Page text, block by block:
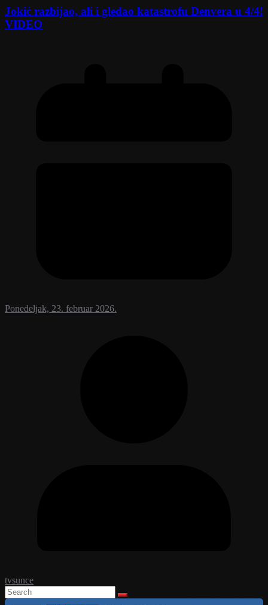
Jokić razbijao, ali i gledao katastrofu Denvera u 4/4!
VIDEO
Ponedeljak, 23. februar 2026.
tvsunce